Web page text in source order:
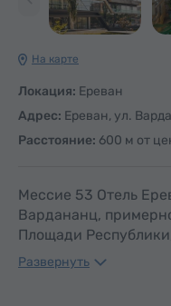
На карте
Локация: Ереван
Адрес: Ереван, ул.
Расстояние: 600 м от
Мессие 53 Отель
Вардананц,
Площади
Развернуть